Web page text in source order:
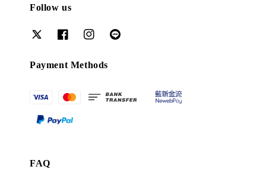
Follow us
Payment Methods
FAQ